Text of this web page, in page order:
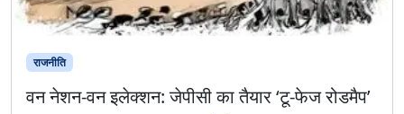
राजनीति
वन नेशन-वन इलेक्शन: जेपीसी का तैयार ‘टू-फेज रोडमैप’